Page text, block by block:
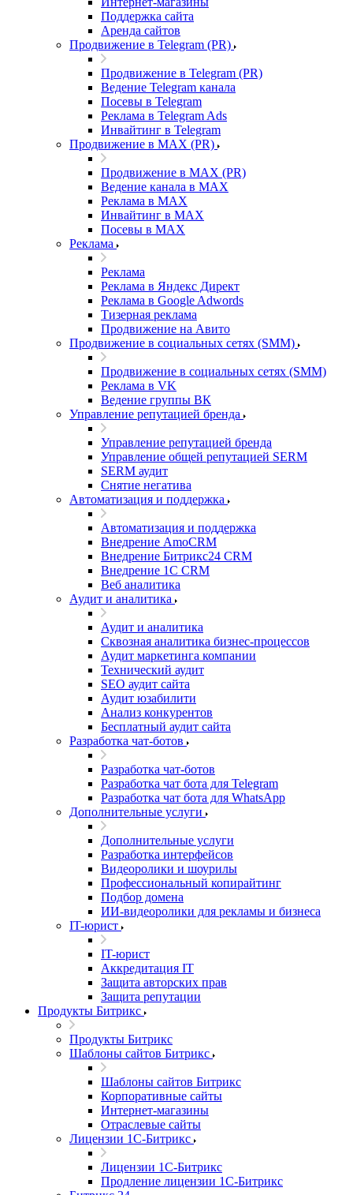
Поддержка сайта
Аренда сайтов
Продвижение в Telegram (PR)
Продвижение в Telegram (PR)
Ведение Telegram канала
Посевы в Telegram
Реклама в Telegram Ads
Инвайтинг в Telegram
Продвижение в MAX (PR)
Продвижение в MAX (PR)
Ведение канала в MAX
Реклама в MAX
Инвайтинг в MAX
Посевы в MAX
Реклама
Реклама
Реклама в Яндекс Директ
Реклама в Google Adwords
Тизерная реклама
Продвижение на Авито
Продвижение в социальных сетях (SMM)
Продвижение в социальных сетях (SMM)
Реклама в VK
Ведение группы ВК
Управление репутацией бренда
Управление репутацией бренда
Управление общей репутацией SERM
SERM аудит
Снятие негатива
Автоматизация и поддержка
Автоматизация и поддержка
Внедрение AmoCRM
Внедрение Битрикс24 CRM
Внедрение 1C CRM
Веб аналитика
Аудит и аналитика
Аудит и аналитика
Сквозная аналитика бизнес-процессов
Аудит маркетинга компании
Технический аудит
SEO аудит сайта
Аудит юзабилити
Анализ конкурентов
Бесплатный аудит сайта
Разработка чат-ботов
Разработка чат-ботов
Разработка чат бота для Telegram
Разработка чат бота для WhatsApp
Дополнительные услуги
Дополнительные услуги
Разработка интерфейсов
Видеоролики и шоурилы
Профессиональный копирайтинг
Подбор домена
ИИ-видеоролики для рекламы и бизнеса
IT-юрист
IT-юрист
Аккредитация IT
Защита авторских прав
Защита репутации
Продукты Битрикс
Продукты Битрикс
Шаблоны сайтов Битрикс
Шаблоны сайтов Битрикс
Корпоративные сайты
Интернет-магазины
Отраслевые сайты
Лицензии 1С-Битрикс
Лицензии 1С-Битрикс
Продление лицензии 1С-Битрикс